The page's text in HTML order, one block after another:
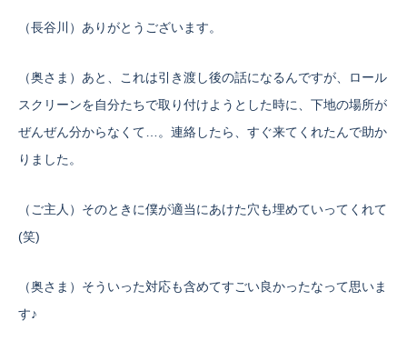
（長谷川）ありがとうございます。
（奥さま）あと、これは引き渡し後の話になるんですが、ロール
スクリーンを自分たちで取り付けようとした時に、下地の場所が
ぜんぜん分からなくて…。連絡したら、すぐ来てくれたんで助か
りました。
（ご主人）そのときに僕が適当にあけた穴も埋めていってくれて
(笑)
（奥さま）そういった対応も含めてすごい良かったなって思いま
す♪